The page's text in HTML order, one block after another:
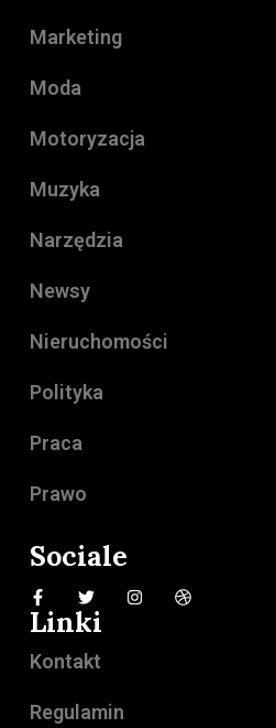
Marketing
Moda
Motoryzacja
Muzyka
Narzędzia
Newsy
Nieruchomości
Polityka
Praca
Prawo
Sociale
Linki
Kontakt
Regulamin